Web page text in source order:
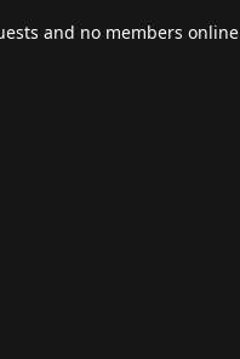
and no members online